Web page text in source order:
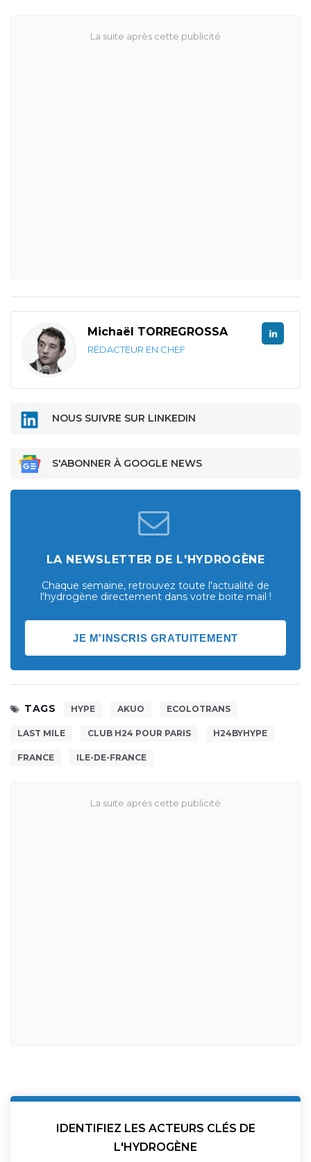
Michaël TORREGROSSA
RÉDACTEUR EN CHEF
NOUS SUIVRE SUR LINKEDIN
S'ABONNER À GOOGLE NEWS
LA NEWSLETTER DE L'HYDROGÈNE
Chaque semaine, retrouvez toute l'actualité de
l'hydrogène directement dans votre boite mail !
JE M'INSCRIS GRATUITEMENT
TAGS HYPE AKUO ECOLOTRANS
LAST MILE CLUB H24 POUR PARIS H24BYHYPE
FRANCE ILE-DE-FRANCE
IDENTIFIEZ LES ACTEURS CLÉS DE
L'HYDROGÈNE